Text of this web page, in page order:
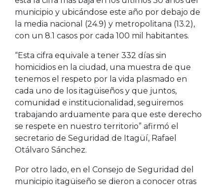
municipio y ubicándose este año por debajo de
la media nacional (24.9) y metropolitana (13.2),
con un 8.1 casos por cada 100 mil habitantes.
“Esta cifra equivale a tener 332 días sin
homicidios en la ciudad, una muestra de que
tenemos el respeto por la vida plasmado en
cada uno de los itagüiseños y que juntos,
comunidad e institucionalidad, seguiremos
trabajando arduamente para que este derecho
se respete en nuestro territorio” afirmó el
secretario de Seguridad de Itagüí, Rafael
Otálvaro Sánchez.
Por otro lado, en el Consejo de Seguridad del
municipio itagüiseño se dieron a conocer otras